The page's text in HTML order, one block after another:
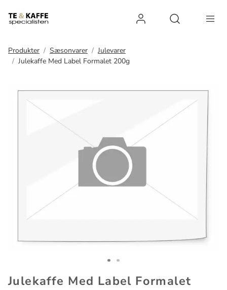
Log ind
Produkter Sæsonvarer
Julevarer
Julekaffe Med Label Formalet 200g
Julekaffe Med Label Formalet